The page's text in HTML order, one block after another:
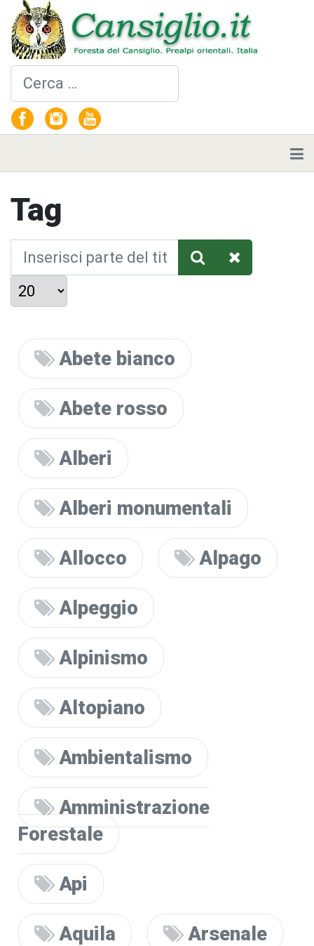
Cerca
Tag
Inserisci parte del titolo
Visualizza #
Abete bianco
Abete rosso
Alberi
Alberi monumentali
Allocco Alpago
Alpeggio
Alpinismo
Altopiano
Ambientalismo
Amministrazione
Forestale
Api
Aquila Arsenale